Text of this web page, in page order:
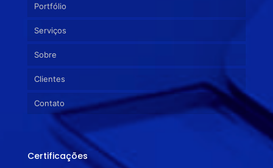
Portfólio
Serviços
Sobre
Clientes
Contato
Certificações